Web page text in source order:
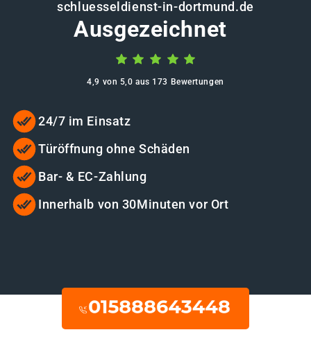
schluesseldienst-in-dortmund.de
Ausgezeichnet
4,9 von 5,0 aus 173 Bewertungen
24/7 im Einsatz
Türöffnung ohne Schäden
Bar- & EC-Zahlung
Innerhalb von 30Minuten vor Ort